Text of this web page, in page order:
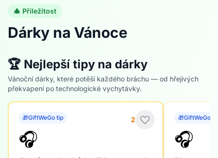
Brácha ocení cokoliv, co souvisí s jeho hobby,
praktické věci, které fakt využije, něco
originálního a nečekaného, humor, dárky, které
A pokud chceš trefit 100 %, GiftWeGo AI Rádce
🎄 Příležitost
Dárky na Vánoce
🏆 Nejlepší tipy na dárky
Vánoční dárky, které potěší každého bráchu — od hřejivých
překvapení po technologické vychytávky.
2
🎁GiftWeGo tip
🎧
🎁GiftWeGo
🎧